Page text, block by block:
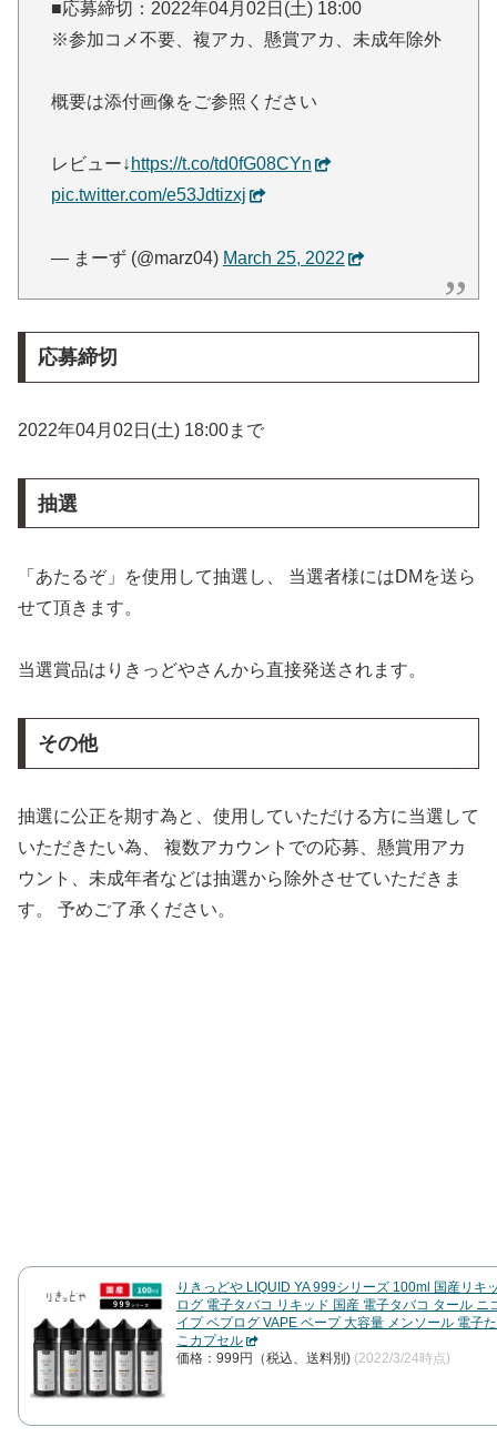
■応募締切：2022年04月02日(土) 18:00
※参加コメ不要、複アカ、懸賞アカ、未成年除外
概要は添付画像をご参照ください
レビュー↓ https://t.co/td0fG08CYn
pic.twitter.com/e53Jdtizxj
— まーず (@marz04) March 25, 2022
応募締切
2022年04月02日(土) 18:00まで
抽選
「あたるぞ」を使用して抽選し、 当選者様にはDMを送ら
せて頂きます。
当選賞品はりきっどやさんから直接発送されます。
その他
抽選に公正を期す為と、使用していただける方に当選して
いただきたい為、 複数アカウントでの応募、懸賞用アカ
ウント、未成年者などは抽選から除外させていただきま
す。 予めご了承ください。
りきっどや LIQUID YA 999シリーズ 100ml 国産リキ
ログ 電子タバコ リキッド 国産 電子タバコ タール ニ
イプ ベプログ VAPE ベープ 大容量 メンソール 電子
こカプセル
価格：999円（税込、送料別) (2022/3/24時点)